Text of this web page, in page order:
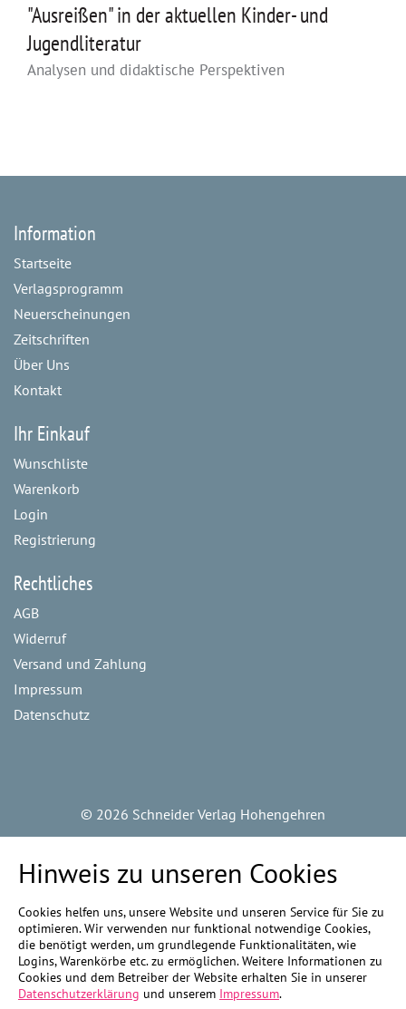
"Ausreißen" in der aktuellen Kinder- und
Jugendliteratur
Analysen und didaktische Perspektiven
Information
Startseite
Verlagsprogramm
Neuerscheinungen
Zeitschriften
Über Uns
Kontakt
Ihr Einkauf
Wunschliste
Warenkorb
Login
Registrierung
Rechtliches
AGB
Widerruf
Versand und Zahlung
Impressum
Datenschutz
© 2026 Schneider Verlag Hohengehren
Hinweis zu unseren Cookies
Cookies helfen uns, unsere Website und unseren Service für Sie zu
optimieren. Wir verwenden nur funktional notwendige Cookies,
die benötigt werden, um grundlegende Funktionalitäten, wie
Logins, Warenkörbe etc. zu ermöglichen. Weitere Informationen zu
Cookies und dem Betreiber der Website erhalten Sie in unserer
Datenschutzerklärung und unserem Impressum.